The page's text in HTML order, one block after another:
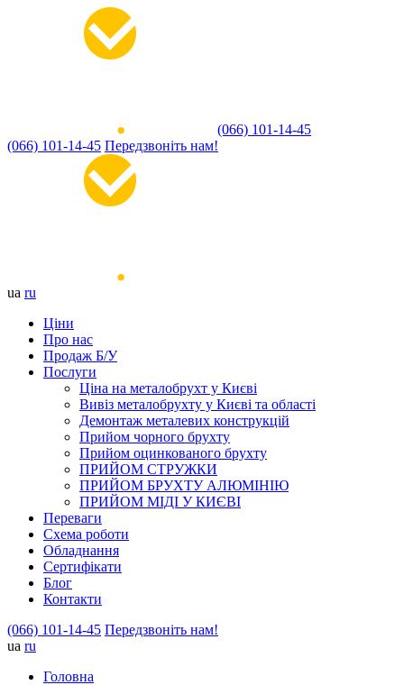
(066) 101-14-45
(066) 101-14-45 Передзвоніть нам!
ua ru
Ціни
Про нас
Продаж Б/У
Послуги
Ціна на металобрухт у Києві
Вивіз металобрухту у Києві та області
Демонтаж металевих конструкцій
Прийом чорного брухту
Прийом оцинкованого брухту
ПРИЙОМ СТРУЖКИ
ПРИЙОМ БРУХТУ АЛЮМІНІЮ
ПРИЙОМ МІДІ У КИЄВІ
Переваги
Схема роботи
Обладнання
Сертифікати
Блог
Контакти
(066) 101-14-45 Передзвоніть нам!
ua ru
Головна